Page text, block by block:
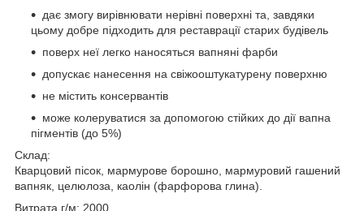
дає змогу вирівнювати нерівні поверхні та, завдяки
цьому добре підходить для реставрації старих будівель
поверх неї легко наносяться вапняні фарби
допускає нанесення на свіжооштукатурену поверхню
не містить консервантів
може колеруватися за допомогою стійких до дії вапна
пігментів (до 5%)
Склад:
Кварцовий пісок, мармурове борошно, мармуровий гашений
вапняк, целюлоза, каолін (фарфорова глина).
Витрата г/м: 2000.